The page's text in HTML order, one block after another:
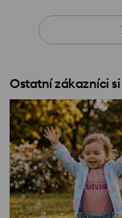
Ostatní zákazníci